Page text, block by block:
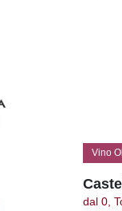
Vino
dal 0,